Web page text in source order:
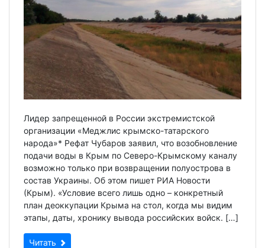
Лидер запрещенной в России экстремистской
организации «Меджлис крымско-татарского
народа»* Рефат Чубаров заявил, что возобновление
подачи воды в Крым по Северо-Крымскому каналу
возможно только при возвращении полуострова в
состав Украины. Об этом пишет РИА Новости
(Крым). «Условие всего лишь одно – конкретный
план деоккупации Крыма на стол, когда мы видим
этапы, даты, хронику вывода российских войск. […]
Читать